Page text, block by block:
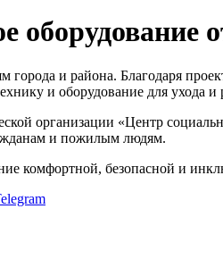
оборудование
и района. Благодаря
и оборудование для ухода и
организации «Центр
и пожилым людям.
комфортной, безопасной и